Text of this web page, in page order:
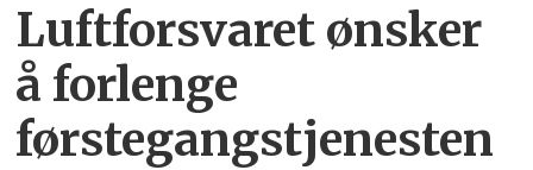
Luftforsvaret ønsker
å forlenge
førstegangstjenesten